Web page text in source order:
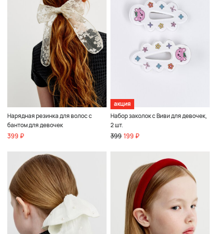
Нарядная резинка для волос с
бантом для девочек
399 ₽
акция
Набор заколок с Виви для девочек,
2 шт.
399 199 ₽